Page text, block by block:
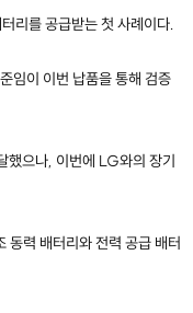
리를 공급받는 첫 사례이다.
임이 이번 납품을 통해 검증
했으나, 이번에 LG와의 장기
동력 배터리와 전력 공급 배터